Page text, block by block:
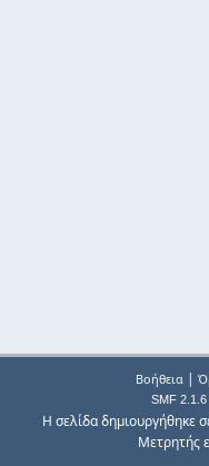
Βοήθεια|
SMF
Η σελίδα δημιουργήθηκε
Μετρητής